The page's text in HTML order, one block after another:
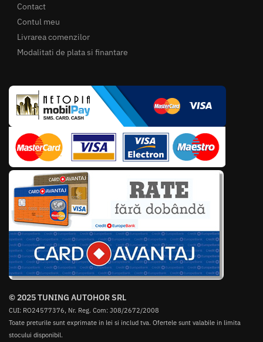
Contact
Contul meu
Livrarea comenzilor
Modalitati de plata si finantare
© 2025 TUNING AUTOHOR SRL
CUI: RO24577376, Nr. Reg. Com: J08/2672/2008
Toate preturile sunt exprimate in lei si includ tva. Ofertele sunt valabile in limita
stocului disponibil.